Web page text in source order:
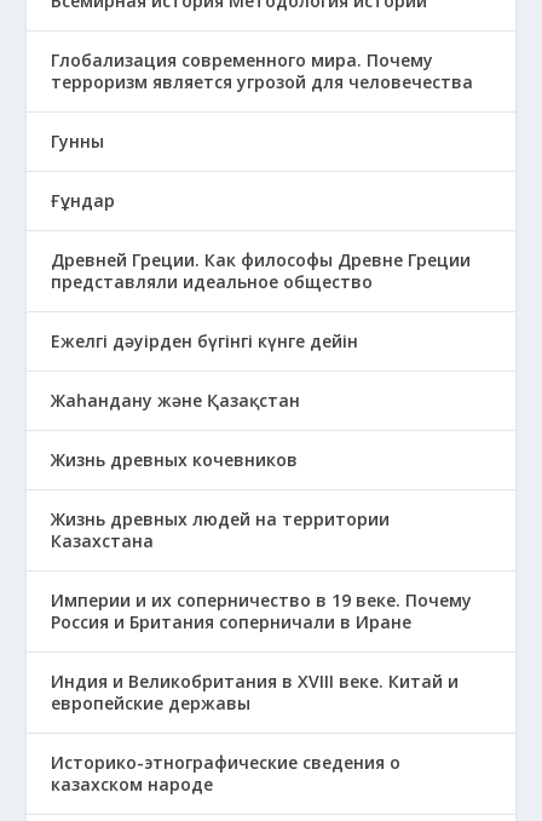
Глобализация современного мира. Почему
терроризм является угрозой для человечества
Гунны
Ғұндар
Древней Греции. Как философы Древне Греции
представляли идеальное общество
Ежелгі дәуірден бүгінгі күнге дейін
Жаһандану және Қазақстан
Жизнь древных кочевников
Жизнь древных людей на территории
Казахстана
Империи и их соперничество в 19 веке. Почему
Россия и Британия соперничали в Иране
Индия и Великобритания в XVIII веке. Китай и
европейские державы
Историко-этнографические сведения о
казахском народе